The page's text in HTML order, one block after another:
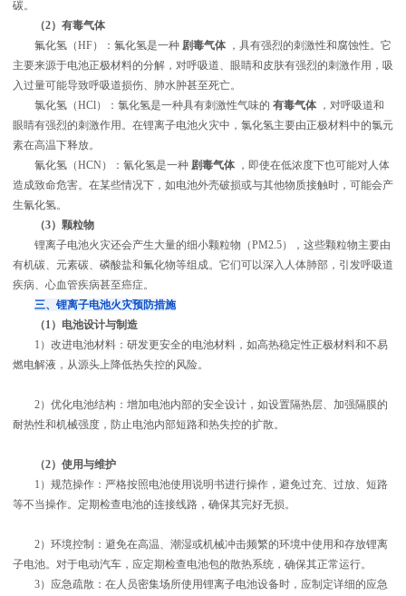
碳。
（2）有毒气体
氟化氢（HF）：氟化氢是一种 剧毒气体 ，具有强烈的刺激性和腐蚀性。它
主要来源于电池正极材料的分解，对呼吸道、眼睛和皮肤有强烈的刺激作用，吸
入过量可能导致呼吸道损伤、肺水肿甚至死亡。
氯化氢（HCl）：氯化氢是一种具有刺激性气味的 有毒气体 ，对呼吸道和
眼睛有强烈的刺激作用。在锂离子电池火灾中，氯化氢主要由正极材料中的氯元
素在高温下释放。
氰化氢（HCN）：氰化氢是一种 剧毒气体 ，即使在低浓度下也可能对人体
造成致命危害。在某些情况下，如电池外壳破损或与其他物质接触时，可能会产
生氰化氢。
（3）颗粒物
锂离子电池火灾还会产生大量的细小颗粒物（PM2.5），这些颗粒物主要由
有机碳、元素碳、磷酸盐和氟化物等组成。它们可以深入人体肺部，引发呼吸道
疾病、心血管疾病甚至癌症。
三、锂离子电池火灾预防措施
（1）电池设计与制造
1）改进电池材料：研发更安全的电池材料，如高热稳定性正极材料和不易
燃电解液，从源头上降低热失控的风险。
2）优化电池结构：增加电池内部的安全设计，如设置隔热层、加强隔膜的
耐热性和机械强度，防止电池内部短路和热失控的扩散。
（2）使用与维护
1）规范操作：严格按照电池使用说明书进行操作，避免过充、过放、短路
等不当操作。定期检查电池的连接线路，确保其完好无损。
2）环境控制：避免在高温、潮湿或机械冲击频繁的环境中使用和存放锂离
子电池。对于电动汽车，应定期检查电池包的散热系统，确保其正常运行。
3）应急疏散：在人员密集场所使用锂离子电池设备时，应制定详细的应急